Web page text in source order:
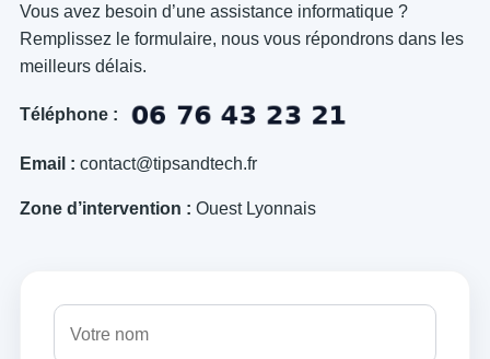
Vous avez besoin d’une assistance informatique ?
Remplissez le formulaire, nous vous répondrons dans les
meilleurs délais.
Téléphone :
Email : contact@tipsandtech.fr
Zone d’intervention : Ouest Lyonnais